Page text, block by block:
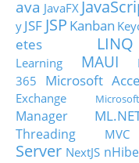
ava JavaFX
y JSF JSP Kanban
etes
LINQ
Learning
MAUI
365
Microsoft
Exchange
Manager
Threading
MVC
Server NextJS